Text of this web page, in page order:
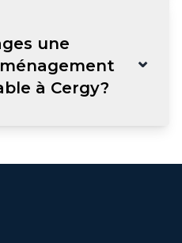
une
à Cergy?
⌄